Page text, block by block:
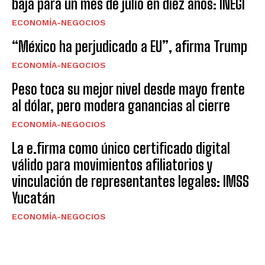
baja para un mes de julio en diez años: INEGI
ECONOMÍA-NEGOCIOS
“México ha perjudicado a EU”, afirma Trump
ECONOMÍA-NEGOCIOS
Peso toca su mejor nivel desde mayo frente
al dólar, pero modera ganancias al cierre
ECONOMÍA-NEGOCIOS
La e.firma como único certificado digital
válido para movimientos afiliatorios y
vinculación de representantes legales: IMSS
Yucatán
ECONOMÍA-NEGOCIOS